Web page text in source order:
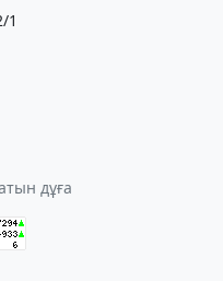
1
дұға